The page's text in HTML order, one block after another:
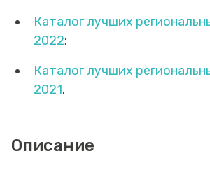
Каталог лучших
2022;
Каталог лучших
2021.
Описание